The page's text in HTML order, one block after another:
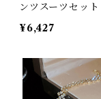
ンツスーツセット
¥6,427